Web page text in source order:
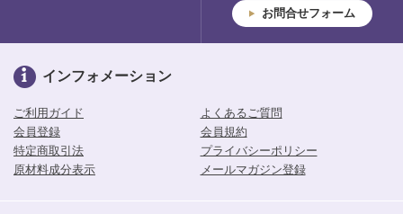
お問合せフォーム
インフォメーション
ご利用ガイド
よくあるご質問
会員登録
会員規約
特定商取引法
プライバシーポリシー
原材料成分表示
メールマガジン登録